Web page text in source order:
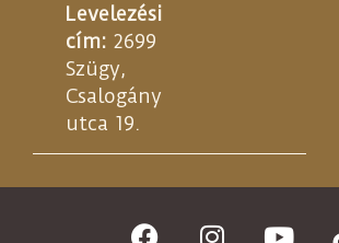
Levelezési
cím: 2699
Szügy,
Csalogány
utca 19.